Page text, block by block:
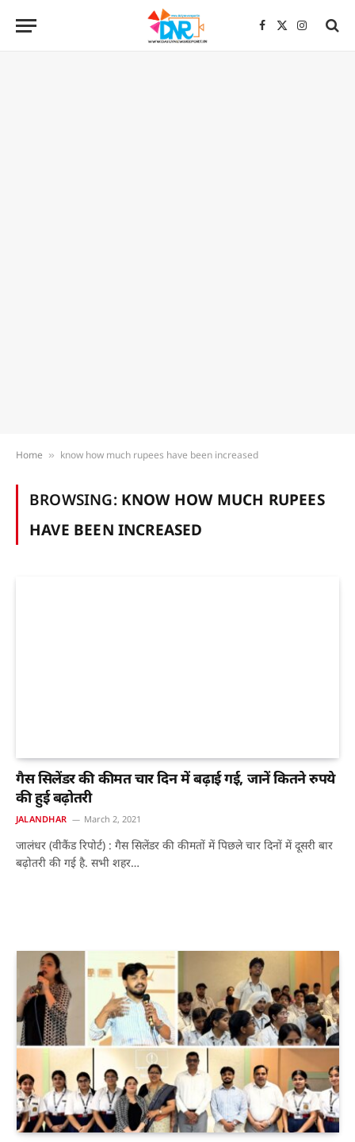
Facebook
X
Home » know how much rupees have been increased
BROWSING: KNOW HOW MUCH RUPEES
HAVE BEEN INCREASED
गैस सिलेंडर की कीमत चार दिन में बढ़ाई गई, जानें कितने रुपये
की हुई बढ़ोतरी
JALANDHAR March 2, 2021
जालंधर (वीकैंड रिपोर्ट) : गैस सिलेंडर की कीमतों में पिछले चार दिनों में दूसरी बार
बढ़ोतरी की गई है. सभी शहर…